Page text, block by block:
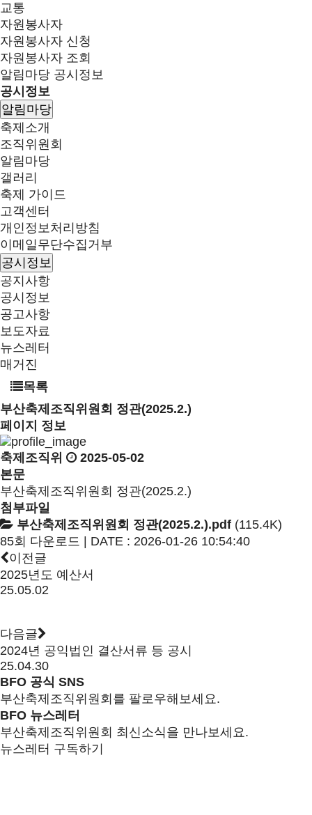
교통
자원봉사자
자원봉사자 신청
자원봉사자 조회
알림마당 공시정보
공시정보
알림마당
축제소개
조직위원회
알림마당
갤러리
축제 가이드
고객센터
개인정보처리방침
이메일무단수집거부
공시정보
공지사항
공시정보
공고사항
보도자료
뉴스레터
매거진
목록
부산축제조직위원회 정관(2025.2.)
페이지 정보
축제조직위
2025-05-02
본문
부산축제조직위원회 정관(2025.2.)
첨부파일
부산축제조직위원회 정관(2025.2.).pdf (115.4K)
85회 다운로드 | DATE : 2026-01-26 10:54:40
이전글
2025년도 예산서
25.05.02
다음글
2024년 공익법인 결산서류 등 공시
25.04.30
BFO 공식 SNS
부산축제조직위원회를 팔로우해보세요.
BFO 뉴스레터
부산축제조직위원회 최신소식을 만나보세요.
뉴스레터 구독하기